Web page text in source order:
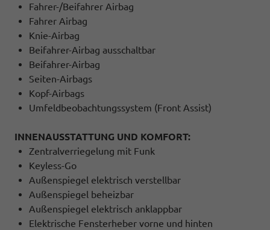
Fahrer-/Beifahrer Airbag
Fahrer Airbag
Knie-Airbag
Beifahrer-Airbag ausschaltbar
Beifahrer-Airbag
Seiten-Airbags
Kopf-Airbags
Umfeldbeobachtungssystem (Front Assist)
INNENAUSSTATTUNG UND KOMFORT:
Zentralverriegelung mit Funk
Keyless-Go
Außenspiegel elektrisch verstellbar
Außenspiegel beheizbar
Außenspiegel elektrisch anklappbar
Elektrische Fensterheber vorne und hinten